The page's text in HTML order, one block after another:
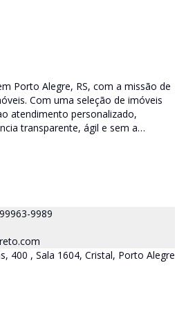
Porto Alegre, RS, com a missão de
Com uma seleção de imóveis
atendimento personalizado,
transparente, ágil e sem a
0622 / (51) 99963-9989
400 , Sala 1604, Cristal, Porto Alegre